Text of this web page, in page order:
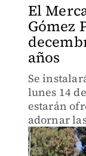
El
Gómez
años
Se
lunes 14 de
estarán
adornar